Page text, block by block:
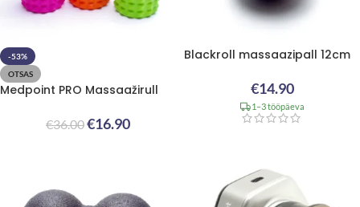
-53%
OTSAS
Medpoint PRO Massaažirull
€36.00€16.90
Blackroll massaazipall 12cm
€14.90
1–3 tööpäeva